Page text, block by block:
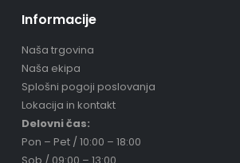
Informacije
Naša trgovina
Naša ekipa
Splošni pogoji poslovanja
Lokacija in kontakt
Delovni čas:
Pon – Pet / 10:00 – 18:00